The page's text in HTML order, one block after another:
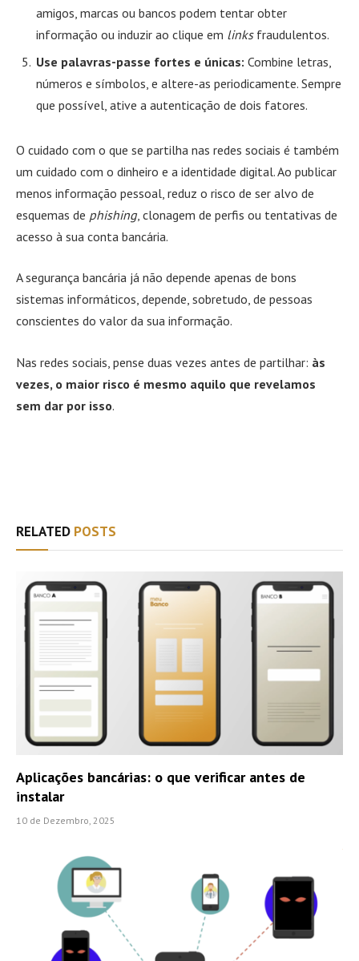
amigos, marcas ou bancos podem tentar obter
informação ou induzir ao clique em linksfraudulentos.
Use palavras-passe fortes e únicas: Combine letras,
números e símbolos, e altere-as periodicamente. Sempre
que possível, ative a autenticação de dois fatores.
O cuidado com o que se partilha nas redes sociais é também
um cuidado com o dinheiro e a identidade digital. Ao publicar
menos informação pessoal, reduz o risco de ser alvo de
esquemas de phishing , clonagem de perfis ou tentativas de
acesso à sua conta bancária.
A segurança bancária já não depende apenas de bons
sistemas informáticos, depende, sobretudo, de pessoas
conscientes do valor da sua informação.
Nas redes sociais, pense duas vezes antes de partilhar: às
vezes, o maior risco é mesmo aquilo que revelamos
sem dar por isso.
RELATED POSTS
Aplicações bancárias: o que verificar antes de
instalar
10 de Dezembro, 2025